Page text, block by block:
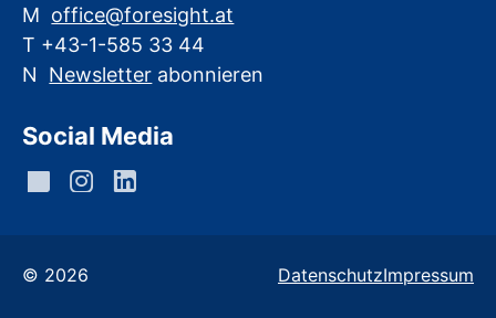
M office@foresight.at
T +43-1-585 33 44
N
Newsletter abonnieren
Social Media
© 2026 DatenschutzImpressum